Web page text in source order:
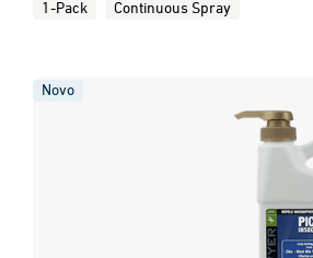
1-Pack Continuous Spray
Novo